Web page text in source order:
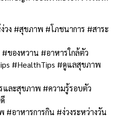
วง #สุขภาพ #โภชนาการ #สาระ
ของหวาน #อาหารใกล้ตัว
#HealthTips #ดูแลสุขภาพ
ละสุขภาพ #ความรู้รอบตัว
อาหารการกิน #ง่วงระหว่างวัน